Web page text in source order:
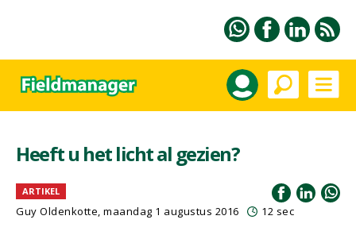
Heeft u het licht al gezien?
ARTIKEL
Guy Oldenkotte, maandag 1 augustus 2016 12 sec